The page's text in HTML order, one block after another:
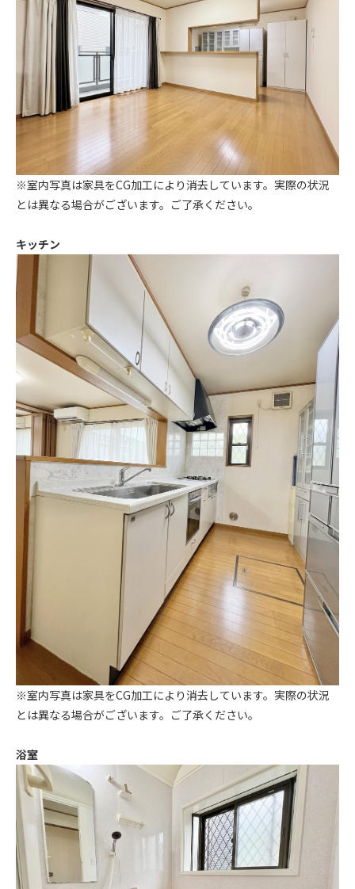
※室内写真は家具をCG加工により消去しています。実際の状況
とは異なる場合がございます。ご了承ください。
キッチン
※室内写真は家具をCG加工により消去しています。実際の状況
とは異なる場合がございます。ご了承ください。
浴室